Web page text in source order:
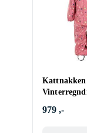
Kattnakken
979 ,-